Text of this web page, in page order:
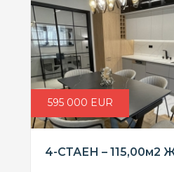
595 000 EUR
4-СТАЕН – 115,00м2